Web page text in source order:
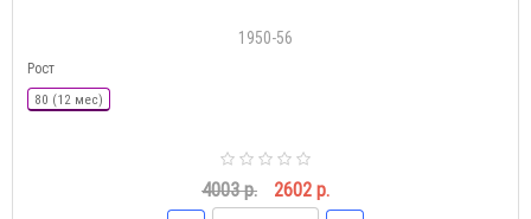
1950-56
Рост
80 (12 мес)
4003 р. 2602 р.